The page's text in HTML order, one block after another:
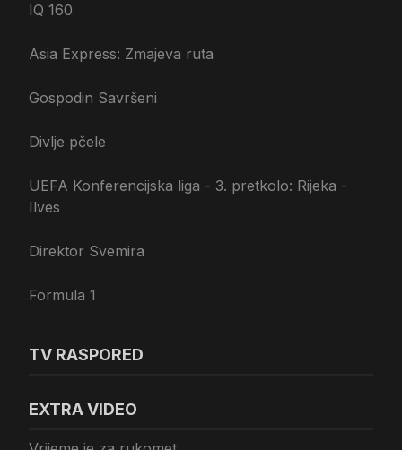
IQ 160
Asia Express: Zmajeva ruta
Gospodin Savršeni
Divlje pčele
UEFA Konferencijska liga - 3. pretkolo: Rijeka -
Ilves
Direktor Svemira
Formula 1
TV RASPORED
EXTRA VIDEO